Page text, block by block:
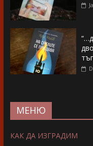
МЕНЮ
КАК ДА ИЗГРАДИМ